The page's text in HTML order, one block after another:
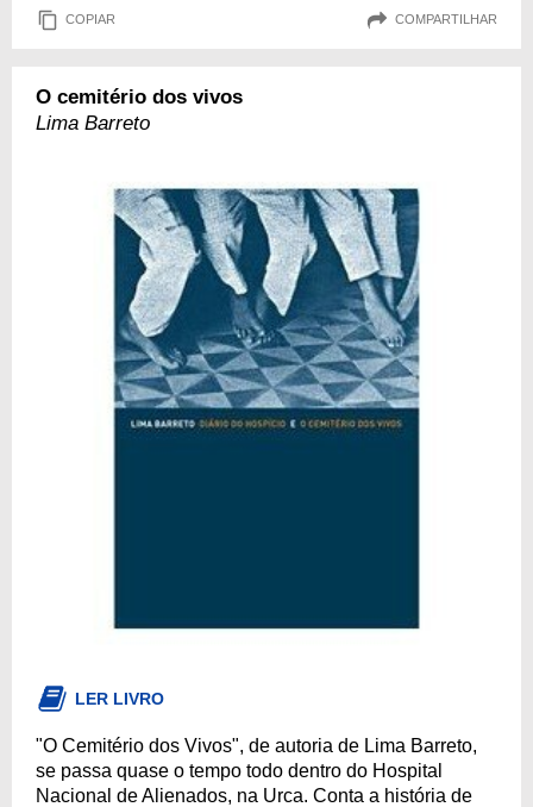
COPIAR COMPARTILHAR
O cemitério dos vivos
Lima Barreto
LER LIVRO
"O Cemitério dos Vivos", de autoria de Lima Barreto,
se passa quase o tempo todo dentro do Hospital
Nacional de Alienados, na Urca. Conta a história de